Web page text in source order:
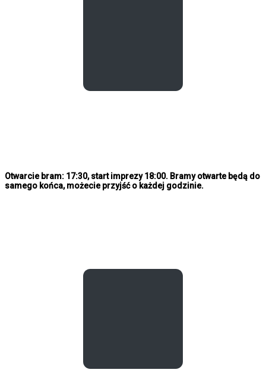
Otwarcie bram: 17:30, start imprezy 18:00. Bramy otwarte będą do
samego końca, możecie przyjść o każdej godzinie.